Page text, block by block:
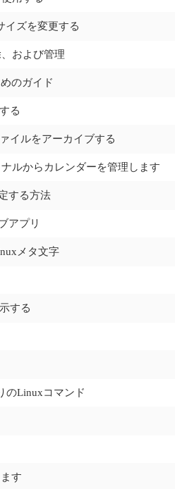
イズを変更する
および管理
のガイド
る
イルをアーカイブする
ルからカレンダーを管理します
する方法
アプリ
メタ文字
する
のLinuxコマンド
す